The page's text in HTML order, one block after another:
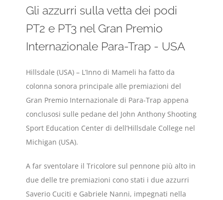
Gli azzurri sulla vetta dei podi
PT2 e PT3 nel Gran Premio
Internazionale Para-Trap - USA
Hillsdale (USA) – L’Inno di Mameli ha fatto da
colonna sonora principale alle premiazioni del
Gran Premio Internazionale di Para-Trap appena
conclusosi sulle pedane del John Anthony Shooting
Sport Education Center di dell’Hillsdale College nel
Michigan (USA).
A far sventolare il Tricolore sul pennone più alto in
due delle tre premiazioni cono stati i due azzurri
Saverio Cuciti e Gabriele Nanni, impegnati nella